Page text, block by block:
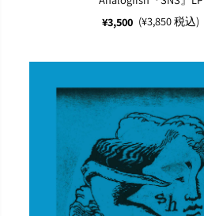
¥3,500 (¥3,850 税込)